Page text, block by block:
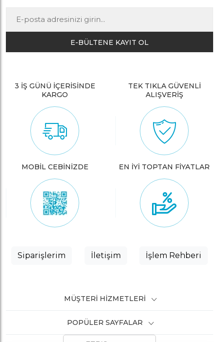
E-BÜLTENE KAYIT OL
3 İŞ GÜNÜ İÇERİSİNDE
KARGO
TEK TIKLA GÜVENLİ
ALIŞVERİŞ
MOBİL CEBİNİZDE EN İYİ TOPTAN FİYATLAR
Siparişlerim İletişim İşlem Rehberi
MÜŞTERI HIZMETLERI
POPÜLER SAYFALAR